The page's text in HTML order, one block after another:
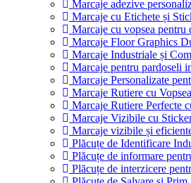
Marcaje adezive
Marcaje cu Etichete și
Marcaje cu vopsea
Marcaje Floor Graphics
Marcaje Industriale și
Marcaje pentru pardoseli
Marcaje Personalizate
Marcaje Rutiere cu
Marcaje Rutiere Perfecte
Marcaje Vizibile cu
Marcaje vizibile și
Plăcuțe de Identificare
Plăcuțe de informare
Plăcuțe de interzicere